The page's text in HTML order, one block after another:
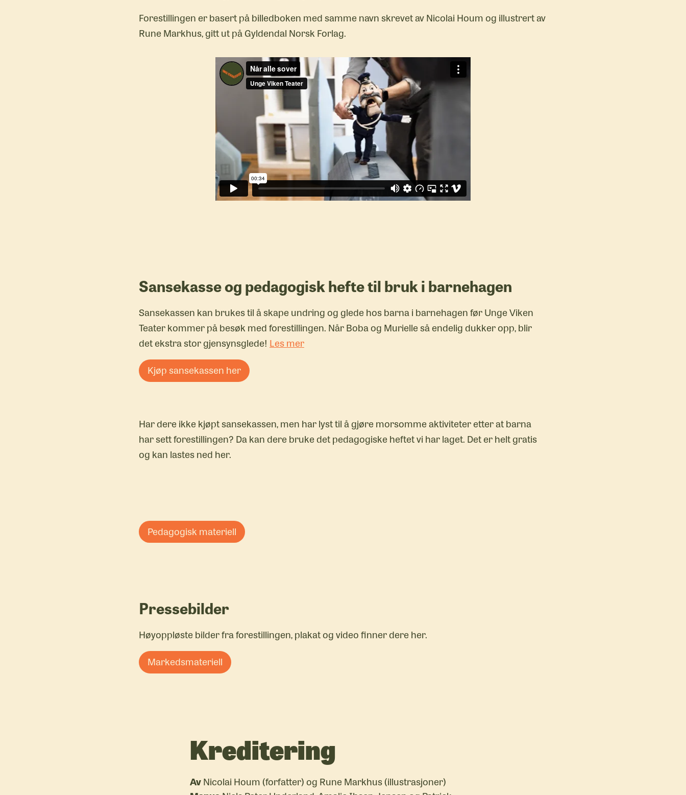
Forestillingen er basert på billedboken med samme navn skrevet av Nicolai Houm og illustrert av
Rune Markhus, gitt ut på Gyldendal Norsk Forlag.
Sansekasse og pedagogisk hefte til bruk i barnehagen
Sansekassen kan brukes til å skape undring og glede hos barna i barnehagen før Unge Viken
Teater kommer på besøk med forestillingen. Når Boba og Murielle så endelig dukker opp, blir
det ekstra stor gjensynsglede! Les mer
Kjøp sansekassen her
Har dere ikke kjøpt sansekassen, men har lyst til å gjøre morsomme aktiviteter etter at barna
har sett forestillingen? Da kan dere bruke det pedagogiske heftet vi har laget. Det er helt gratis
og kan lastes ned her.
Pedagogisk materiell
Pressebilder
Høyoppløste bilder fra forestillingen, plakat og video finner dere her.
Markedsmateriell
Kreditering
AvNicolai Houm (forfatter) og Rune Markhus (illustrasjoner)